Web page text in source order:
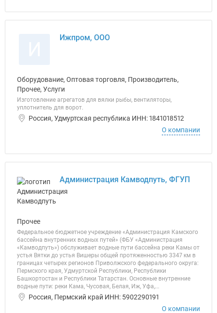
Ижпром, ООО
Оборудование, Оптовая торговля, Производитель,
Прочее, Услуги
Изготовление агрегатов для вялки рыбы, вентиляторы,
уплотнитель для ворот.
Россия, Удмуртская республика ИНН: 1841018512
О компании
Администрация Камводпуть, ФГУП
Прочее
Федеральное бюджетное учреждение «Администрация Камского
бассейна внутренних водных путей» (ФБУ «Администрация
«Камводпуть») обслуживает водные пути бассейна реки Камы от
устья Вятки до устья Вишеры общей протяженностью 3347 км в
границах четырех регионов Приволжского федерального округа:
Пермского края, Удмуртской Республики, Республики
Башкортостан и Республики Татарстан. Основные внутренние
водные пути: реки Кама, Чусовая, Белая, Иж, Уфа,...
Россия, Пермский край ИНН: 5902290191
О компании